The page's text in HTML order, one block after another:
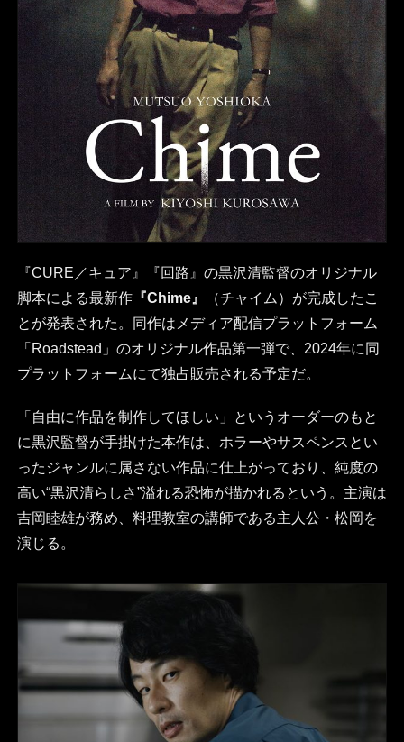
『CURE／キュア』『回路』の黒沢清監督のオリジナル
脚本による最新作『Chime』
（チャイム）が完成したこ
とが発表された。同作はメディア配信プラットフォーム
「Roadstead」のオリジナル作品第一弾で、2024年に同
プラットフォームにて独占販売される予定だ。
「自由に作品を制作してほしい」というオーダーのもと
に黒沢監督が手掛けた本作は、ホラーやサスペンスとい
ったジャンルに属さない作品に仕上がっており、純度の
高い“黒沢清らしさ”溢れる恐怖が描かれるという。主演は
吉岡睦雄が務め、料理教室の講師である主人公・松岡を
演じる。